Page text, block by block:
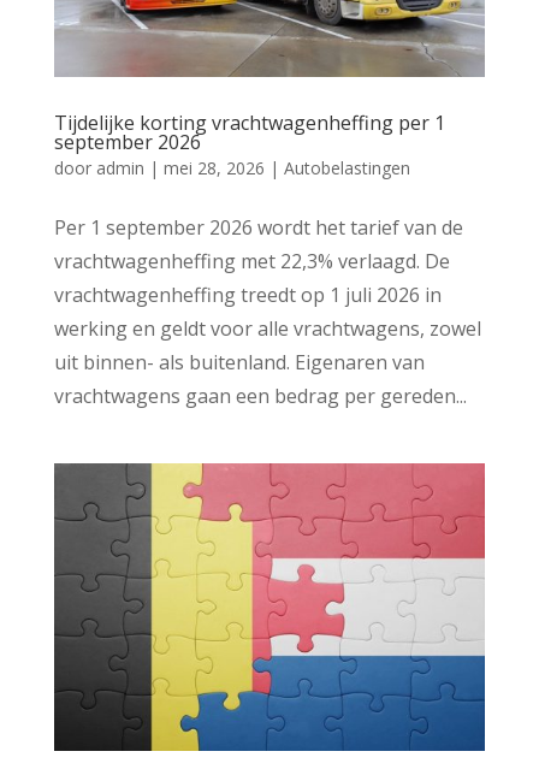
Tijdelijke korting vrachtwagenheffing per 1
september 2026
door admin | mei 28, 2026 | Autobelastingen
Per 1 september 2026 wordt het tarief van de
vrachtwagenheffing met 22,3% verlaagd. De
vrachtwagenheffing treedt op 1 juli 2026 in
werking en geldt voor alle vrachtwagens, zowel
uit binnen- als buitenland. Eigenaren van
vrachtwagens gaan een bedrag per gereden...